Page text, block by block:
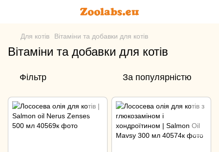
Для котів Вітаміни та добавки для котів
Вітаміни та добавки для котів
Фільтр За популярністю